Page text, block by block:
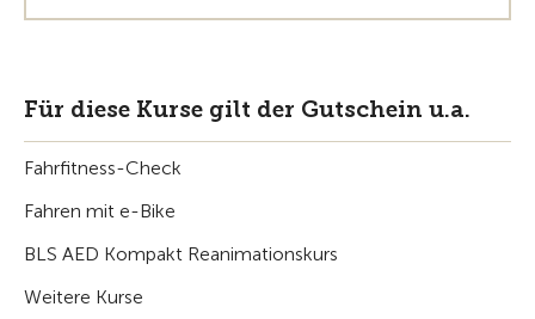
Für diese Kurse gilt der Gutschein u.a.
Fahrfitness-Check
Fahren mit e-Bike
BLS AED Kompakt Reanimationskurs
Weitere Kurse